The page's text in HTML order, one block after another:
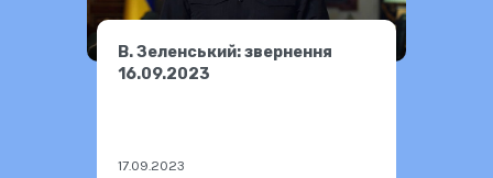
В. Зеленський: звернення
16.09.2023
17.09.2023